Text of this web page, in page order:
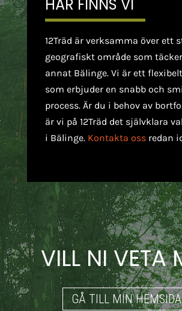
HÄR FINNS VI
12Träd är verksamma över ett
geografiskt område som
annat Bälinge. Vi är ett
som erbjuder en snabb och
process. Är du i behov av
är vi på 12Träd det självklara
i Bälinge. Kontakta ossredan
VILL NI VETA
GÅ TILL MIN HEMSIDA